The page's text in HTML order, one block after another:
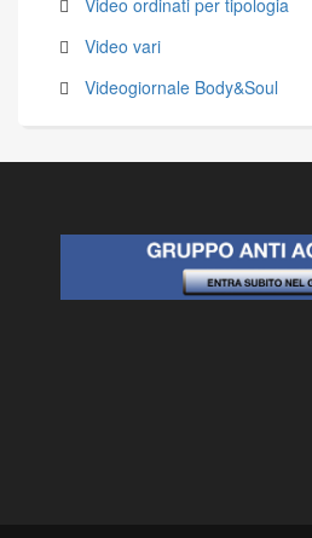
Video ordinati per tipologia
Video vari
Videogiornale Body&Soul